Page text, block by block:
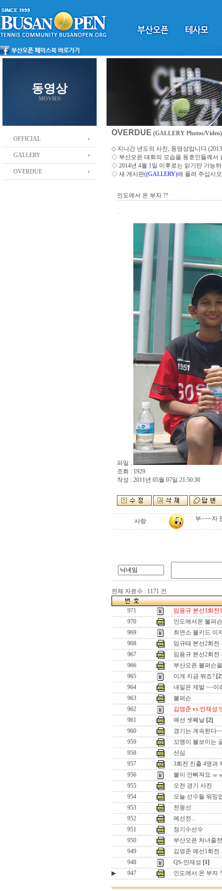
동영상
MOVIES
ㆍOFFICIAL
ㆍGALLERY
ㆍOVERDUE
OVERDUE (GALLERY Photos/Video)
◇ 지나간 년도의 사진, 동영상입니다
◇ 부산오픈 대회의 모습을 동호인들께서
◇ 2014년 4월 1일 이후로는 읽기만 가능
◇ 새 게시판((GALLERY)에 올려 주십시오
인도에서 온 부자 ??
.
파일 :
조회 : 1929
작성 : 2011년 05월 07일 21:50:30
사랑 부~~~자
전체 자료수 : 1171 건
971
임용규 본선1회전
970
인도에서온 볼퍼
969
최연소 볼키드 이
968
임규태 본선2회전
967
임용규 본선2회전
966
부산오픈 볼퍼슨
965
이게 지금 뭐죠?
964
내일은 제발 ~~이
963
볼퍼슨
962
김영준 vs 안재성
961
예선 셋째날 [2]
960
경기는 계속된다
959
꼬맹이 볼보이는
958
선심
957
3회전 진출 4명과
956
볼이 안빠져요.ㅠ
955
오전 경기 사진
954
오늘 선수들 워밍
953
전웅선
952
예선전...
951
정기수선수
950
부산오픈 처녀줄
949
김영준 예선1회전..
948
QS-안재성 [1]
▶
947 인도에서 온 부자